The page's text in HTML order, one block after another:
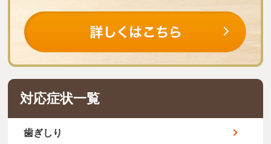
対応症状一覧
歯ぎしり